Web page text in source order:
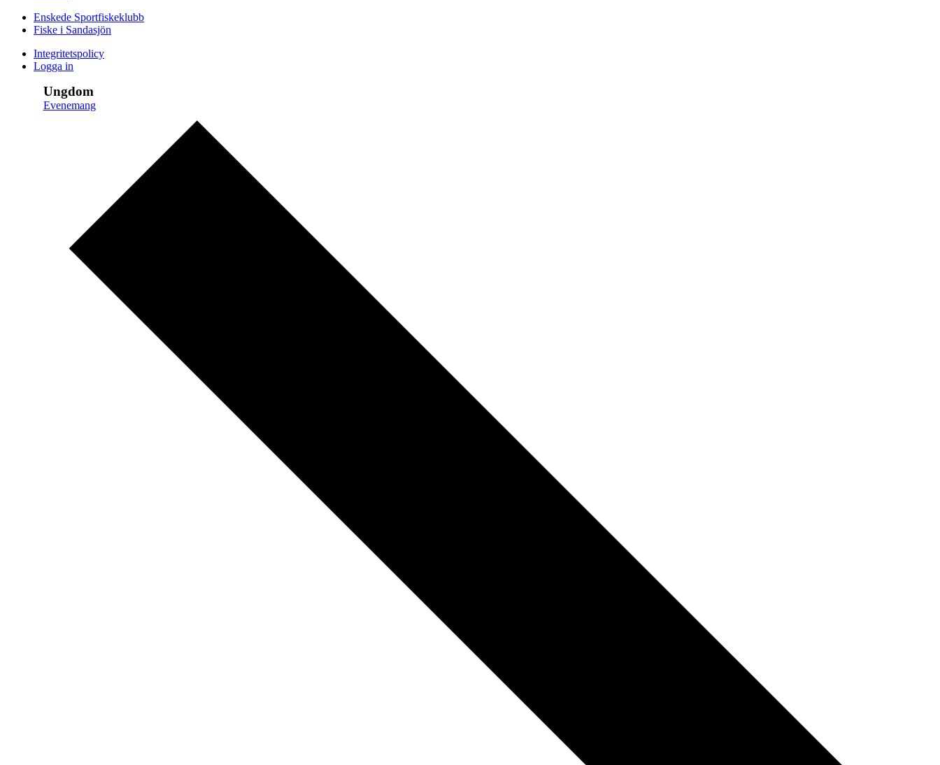
Enskede Sportfiskeklubb
Fiske i Sandasjön
Integritetspolicy
Logga in
Ungdom
Evenemang